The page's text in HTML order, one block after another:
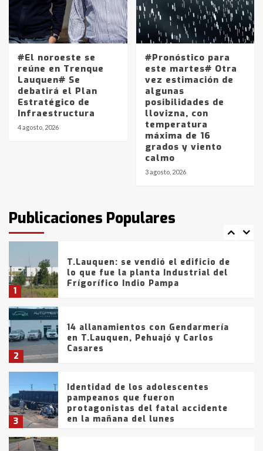
#El noroeste se
reúne en Trenque
Lauquen# Se
debatirá el Plan
Estratégico de
Infraestructura
4 agosto, 2026
#Pronóstico para
este martes# Otra
vez estimación de
algunas
posibilidades de
llovizna, con
temperatura
máxima de 16
grados y viento
calmo
3 agosto, 2026
Publicaciones Populares
4
Accidente en Ruta 5: falleció un
joven de Trenque Lauquen
5
Los precios de los combustibles en
La Pampa, desde YPF hasta Axion
entre 857 a 1338 pesos
La Bolsa de Cereales de Bahía
Blanca anticipa que Agosto vendrá
con lluvias y heladas, en gran parte
fueron detenidos por
comercialización de drogas en la
tarde del sábado
1
T.Lauquen: se vendió el edificio de
lo que fue la planta Industrial del
Frígorífico Indio Pampa
2
14 allanamientos con Gendarmería
en T.Lauquen, Pehuajó y Carlos
Casares
3
Identidad de los adolescentes
pampeanos que fueron
protagonistas del fatal accidente
en la mañana del lunes